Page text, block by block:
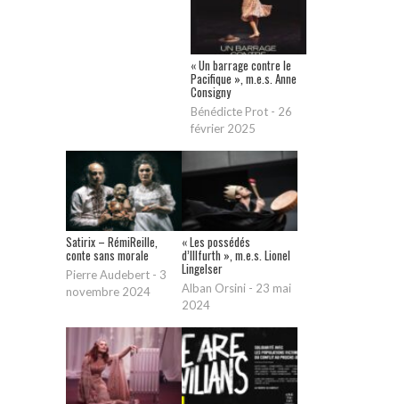
« Un barrage contre le
Pacifique », m.e.s. Anne
Consigny
Bénédicte Prot - 26
février 2025
Satirix – RémiReille,
conte sans morale
Pierre Audebert - 3
novembre 2024
« Les possédés
d’Illfurth », m.e.s. Lionel
Lingelser
Alban Orsini - 23 mai
2024